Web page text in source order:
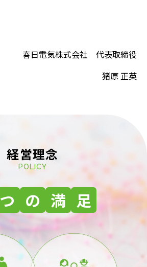
春日電気株式会社
代表取締役
猪原 正英
経営理念
POLICY
つ の 満 足